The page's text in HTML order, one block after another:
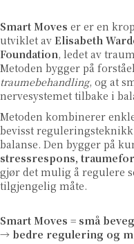
Smart Moves er er en
utviklet av Elisabeth
Foundation, ledet av
Metoden bygger på
traumebehandling, og at
nervesystemet tilbake i
Metoden kombinerer
bevisst
balanse. Den bygger på
stressrespons,
gjør det mulig å regulere
tilgjengelig måte.
Smart Moves = små
→ bedre regulering og